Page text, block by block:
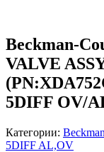
Beckman-
VALVE
5DIFF OV/
Категории:
5DIFF AL,OV